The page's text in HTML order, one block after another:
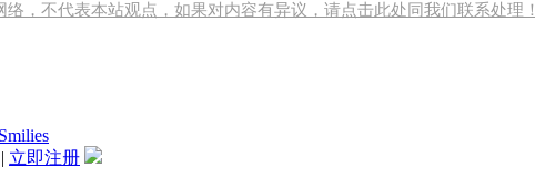
，不代表本站观点，如果对内容有异议，请点击此处同我们联系处理！
Smilies
| 立即注册